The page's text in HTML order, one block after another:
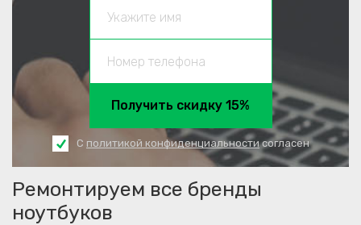
Получить скидку 15%
С политикой конфиденциальностисогласен
Ремонтируем все бренды
ноутбуков